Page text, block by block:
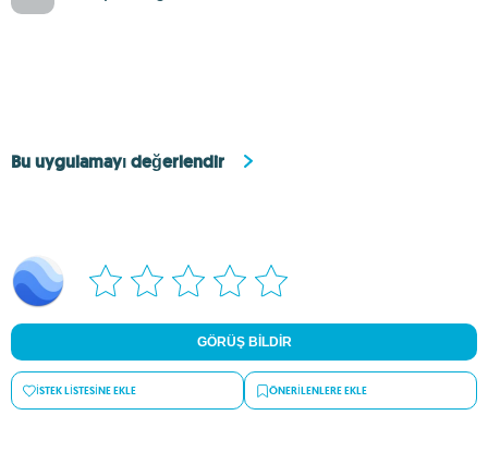
Bu uygulamayı değerlendir
GÖRÜŞ BILDIR
İSTEK LISTESINE EKLE ÖNERILENLERE EKLE